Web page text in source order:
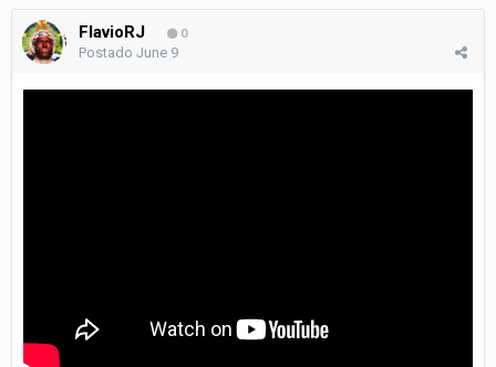
FlavioRJ 0
Postado June 9